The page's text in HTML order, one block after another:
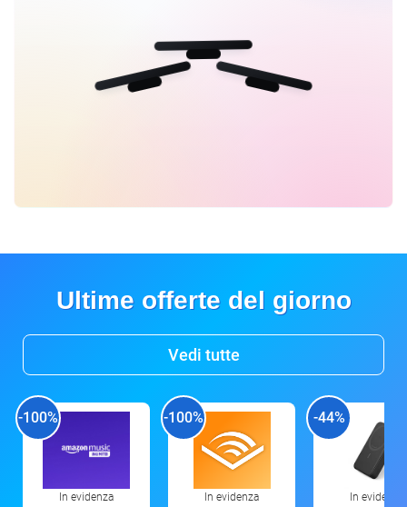
Ultime offerte del giorno
Vedi tutte
-100%
In evidenza
-100%
In evidenza
-44%
In evidenza